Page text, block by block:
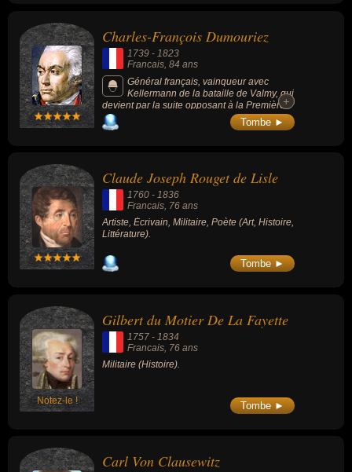
Charles-François Dumouriez
1739 - 1823
Francais , 84 ans
Général français, vainqueur avec
Kellermann de la bataille de Valmy, qui
devient par la suite opposant à la Première
République française.
+
+
Tombe ►
Claude Joseph Rouget de Lisle
1760 - 1836
Francais, 76 ans
Artiste, Écrivain, Militaire, Poète (Art, Histoire,
Littérature).
Tombe ►
Notez-le !
Gilbert du Motier De La Fayette
1757 - 1834
Francais, 76 ans
Militaire (Histoire).
Tombe ►
Carl Von Clausewitz